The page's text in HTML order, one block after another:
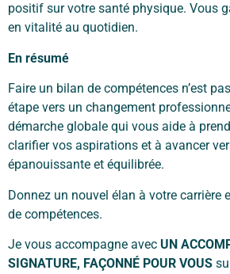
positif sur votre santé physique. Vous
en vitalité au quotidien.
En résumé
Faire un bilan de compétences n’est
étape vers un changement
démarche globale qui vous aide à
clarifier vos aspirations et à avancer
épanouissante et équilibrée.
Donnez un nouvel élan à votre carrière
de compétences.
Je vous accompagne avec UN
SIGNATURE, FAÇONNÉ POUR VOUS